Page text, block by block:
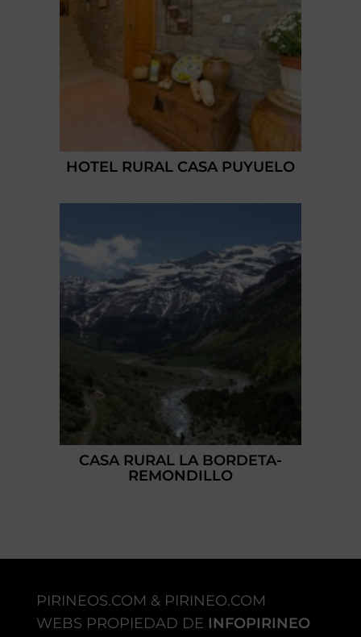
HOTEL RURAL CASA PUYUELO
CASA RURAL LA BORDETA-
REMONDILLO
PIRINEOS.COM & PIRINEO.COM
WEBS PROPIEDAD DE INFOPIRINEO